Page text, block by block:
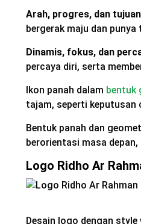
Arah, progres, dan tujuan
bergerak maju dan
Dinamis, fokus, dan
percaya diri, serta
Ikon panah dalam bentuk
tajam, seperti keputusan
Bentuk panah dan
berorientasi masa
Logo Ridho Ar
Desain logo dengan